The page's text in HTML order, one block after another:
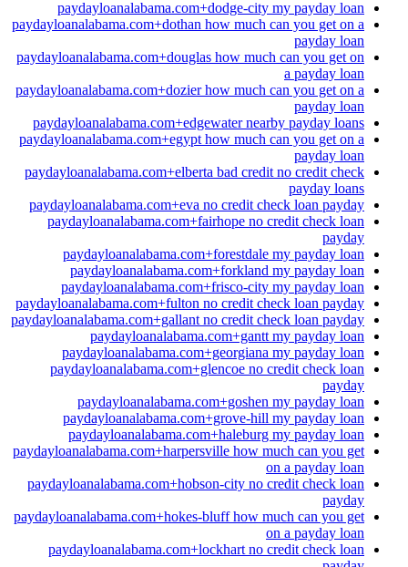
paydayloanalabama.com+dodge-city my payday loan
paydayloanalabama.com+dothan how much can you get on a
payday loan
paydayloanalabama.com+douglas how much can you get on
a payday loan
paydayloanalabama.com+dozier how much can you get on a
payday loan
paydayloanalabama.com+edgewater nearby payday loans
paydayloanalabama.com+egypt how much can you get on a
payday loan
paydayloanalabama.com+elberta bad credit no credit check
payday loans
paydayloanalabama.com+eva no credit check loan payday
paydayloanalabama.com+fairhope no credit check loan
payday
paydayloanalabama.com+forestdale my payday loan
paydayloanalabama.com+forkland my payday loan
paydayloanalabama.com+frisco-city my payday loan
paydayloanalabama.com+fulton no credit check loan payday
paydayloanalabama.com+gallant no credit check loan payday
paydayloanalabama.com+gantt my payday loan
paydayloanalabama.com+georgiana my payday loan
paydayloanalabama.com+glencoe no credit check loan
payday
paydayloanalabama.com+goshen my payday loan
paydayloanalabama.com+grove-hill my payday loan
paydayloanalabama.com+haleburg my payday loan
paydayloanalabama.com+harpersville how much can you get
on a payday loan
paydayloanalabama.com+hobson-city no credit check loan
payday
paydayloanalabama.com+hokes-bluff how much can you get
on a payday loan
paydayloanalabama.com+lockhart no credit check loan